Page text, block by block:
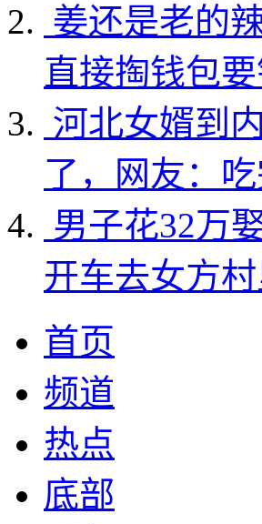
姜还是老的
直接掏钱包
河北女婿到
了，网友：
男子花32万
开车去女方
首页
频道
热点
底部